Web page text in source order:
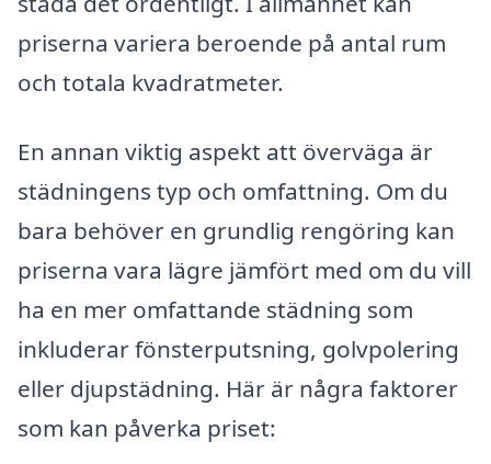
priserna variera beroende på antal rum
och totala kvadratmeter.
En annan viktig aspekt att överväga är
städningens typ och omfattning. Om du
bara behöver en grundlig rengöring kan
priserna vara lägre jämfört med om du vill
ha en mer omfattande städning som
inkluderar fönsterputsning, golvpolering
eller djupstädning. Här är några faktorer
som kan påverka priset: